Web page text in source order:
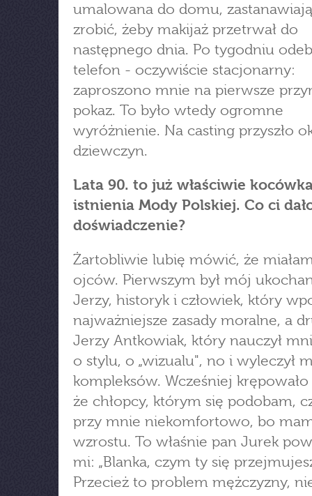
umalowana do domu,
zrobić, żeby makijaż przetrwał do
następnego dnia. Po tygodniu
telefon - oczywiście stacjonarny:
zaproszono mnie na pierwsze
pokaz. To było wtedy ogromne
wyróżnienie. Na casting przyszło
dziewczyn.
Lata 90. to już właściwie
istnienia Mody Polskiej. Co ci
doświadczenie?
Żartobliwie lubię mówić, że
ojców. Pierwszym był mój
Jerzy, historyk i człowiek, który
najważniejsze zasady moralne, a
Jerzy Antkowiak, który nauczył
o stylu, o „wizualu", no i wyleczył
kompleksów. Wcześniej
że chłopcy, którym się podobam,
przy mnie niekomfortowo, bo
wzrostu. To właśnie pan Jurek
mi: „Blanka, czym ty się
Przecież to problem mężczyzny,